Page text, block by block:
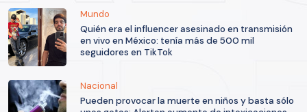
Mundo
Quién era el influencer asesinado en transmisión
en vivo en México: tenía más de 500 mil
seguidores en TikTok
Nacional
Pueden provocar la muerte en niños y basta sólo